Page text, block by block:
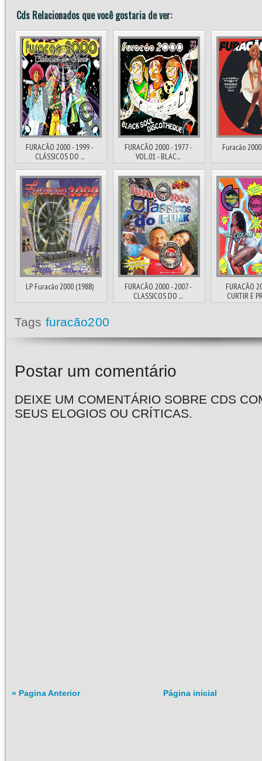
Cds Relacionados que você gostaria de ver:
FURACÃO 2000 - 1999 -
CLÁSSICOS DO ...
FURACÃO 2000 - 1977 -
VOL.01 - BLAC...
Furacão
LP Furacão 2000 (1988)
FURACÃO 2000 - 2007 -
CLASSICOS DO ...
FURACÃO
CURTIR E
Tags furacão200
Postar um comentário
DEIXE UM COMENTÁRIO SOBRE CDS
SEUS ELOGIOS OU CRÍTICAS.
« Pagina Anterior Página inicial